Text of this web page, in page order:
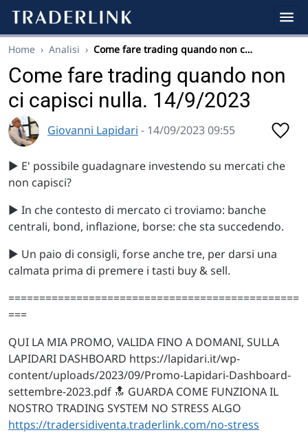
Home › Analisi › Come fare trading quando non c…
Come fare trading quando non
ci capisci nulla. 14/9/2023
Giovanni Lapidari - 14/09/2023 09:55
▶️ E' possibile guadagnare investendo su mercati che
non capisci?
▶️ In che contesto di mercato ci troviamo: banche
centrali, bond, inflazione, borse: che sta succedendo.
▶️ Un paio di consigli, forse anche tre, per darsi una
calmata prima di premere i tasti buy & sell.
===============================================
===
QUI LA MIA PROMO, VALIDA FINO A DOMANI, SULLA
LAPIDARI DASHBOARD https://lapidari.it/wp-
content/uploads/2023/09/Promo-Lapidari-Dashboard-
settembre-2023.pdf 🔝 GUARDA COME FUNZIONA IL
NOSTRO TRADING SYSTEM NO STRESS ALGO
https://tradersidiventa.traderlink.com/no-stress